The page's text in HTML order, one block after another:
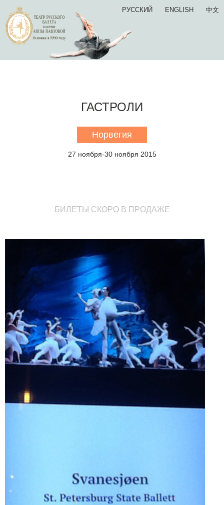
РУССКИЙ ENGLISH 中文
ГАСТРОЛИ
Норвегия
27 ноября-30 ноября 2015
БИЛЕТЫ СКОРО В ПРОДАЖЕ